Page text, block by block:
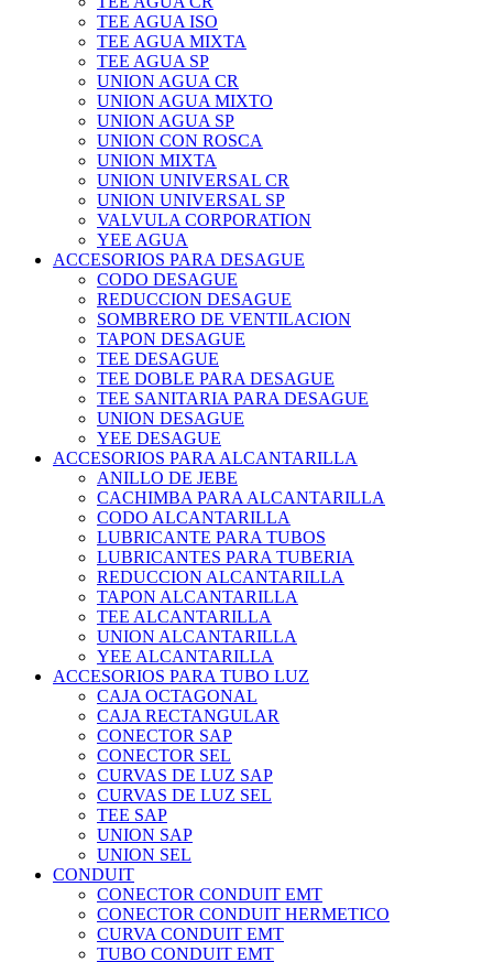
TEE AGUA ISO
TEE AGUA MIXTA
TEE AGUA SP
UNION AGUA CR
UNION AGUA MIXTO
UNION AGUA SP
UNION CON ROSCA
UNION MIXTA
UNION UNIVERSAL CR
UNION UNIVERSAL SP
VALVULA CORPORATION
YEE AGUA
ACCESORIOS PARA DESAGUE
CODO DESAGUE
REDUCCION DESAGUE
SOMBRERO DE VENTILACION
TAPON DESAGUE
TEE DESAGUE
TEE DOBLE PARA DESAGUE
TEE SANITARIA PARA DESAGUE
UNION DESAGUE
YEE DESAGUE
ACCESORIOS PARA ALCANTARILLA
ANILLO DE JEBE
CACHIMBA PARA ALCANTARILLA
CODO ALCANTARILLA
LUBRICANTE PARA TUBOS
LUBRICANTES PARA TUBERIA
REDUCCION ALCANTARILLA
TAPON ALCANTARILLA
TEE ALCANTARILLA
UNION ALCANTARILLA
YEE ALCANTARILLA
ACCESORIOS PARA TUBO LUZ
CAJA OCTAGONAL
CAJA RECTANGULAR
CONECTOR SAP
CONECTOR SEL
CURVAS DE LUZ SAP
CURVAS DE LUZ SEL
TEE SAP
UNION SAP
UNION SEL
CONDUIT
CONECTOR CONDUIT EMT
CONECTOR CONDUIT HERMETICO
CURVA CONDUIT EMT
TUBO CONDUIT EMT